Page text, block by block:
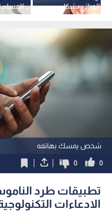
للمسلم
الأضحى؟
الوراثي بشكل
شخص يمسك بهاتفه
0
0
تطبيقات طرد
الادعاءات